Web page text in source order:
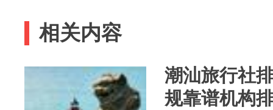
相关内容
潮汕旅行社
规靠谱机构